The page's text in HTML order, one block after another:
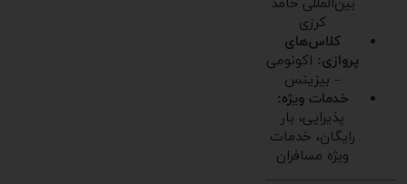
بین‌المللی حامد
کرزی
کلاس‌های
پروازی: اکونومی
– بیزینس
خدمات ویژه:
پذیرایی، بار
رایگان، خدمات
ویژه مسافران